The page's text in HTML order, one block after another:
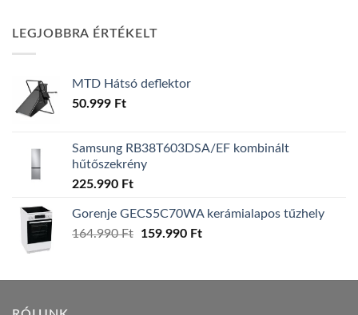
157.990 Ft.
LEGJOBBRA ÉRTÉKELT
MTD Hátsó deflektor
50.999 Ft
Samsung RB38T603DSA/EF kombinált
hűtőszekrény
225.990 Ft
Gorenje GECS5C70WA kerámialapos tűzhely
164.990Ft
Original
164.990 Ft.
159.990 FtCurrent
159.990 Ft.